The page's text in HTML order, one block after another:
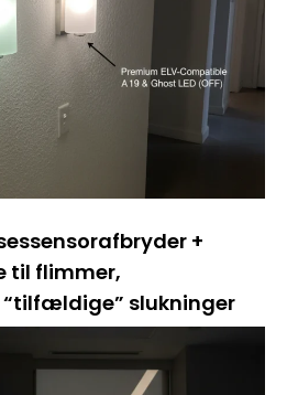
+
til flimmer,
slukninger